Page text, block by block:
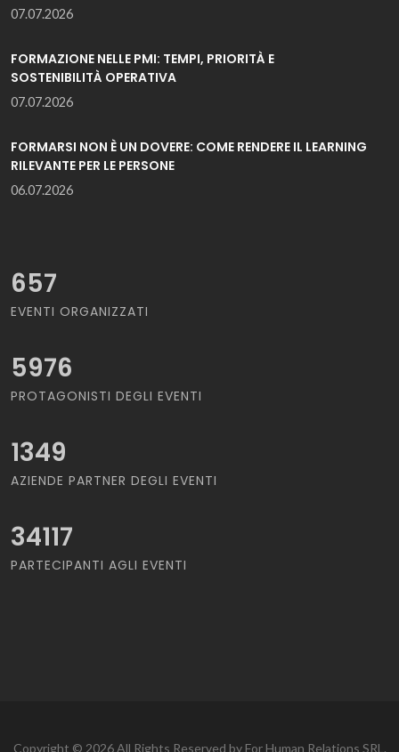
07.07.2026
FORMAZIONE NELLE PMI: TEMPI, PRIORITÀ E
SOSTENIBILITÀ OPERATIVA
07.07.2026
FORMARSI NON È UN DOVERE: COME RENDERE IL LEARNING
RILEVANTE PER LE PERSONE
06.07.2026
657
EVENTI ORGANIZZATI
5976
PROTAGONISTI DEGLI EVENTI
1349
AZIENDE PARTNER DEGLI EVENTI
34117
PARTECIPANTI AGLI EVENTI
Copyright © 2026 All Rights Reserved by For Human Relations SRL.